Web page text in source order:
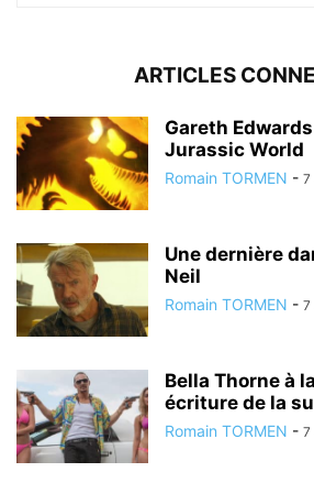
ARTICLES
Gareth
Jurassic World
Romain TORMEN - 7
Une dernière
Neil
Romain TORMEN - 7
Bella Thorne à
écriture de la
Romain TORMEN - 7